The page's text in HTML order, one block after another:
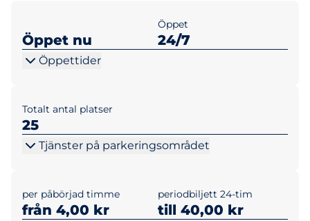
Öppet nu
Öppet
24/7
Öppettider
Totalt antal platser
25
Tjänster på parkeringsområdet
per påbörjad timme
från 4,00 kr
periodbiljett 24-tim
till 40,00 kr